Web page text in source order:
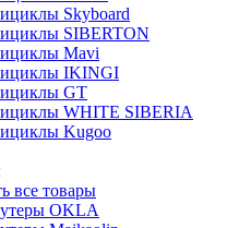
Skyboard
SIBERTON
Mavi
IKINGI
GT
WHITE SIBERIA
Kugoo
все товары
OKLA